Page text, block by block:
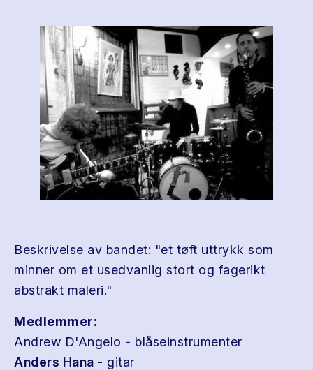
Beskrivelse av bandet: "et tøft uttrykk som
minner om et usedvanlig stort og fagerikt
abstrakt maleri."
Medlemmer:
Andrew D'Angelo - blåseinstrumenter
Anders Hana - gitar